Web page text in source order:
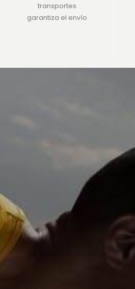
transportes
garantiza el envío